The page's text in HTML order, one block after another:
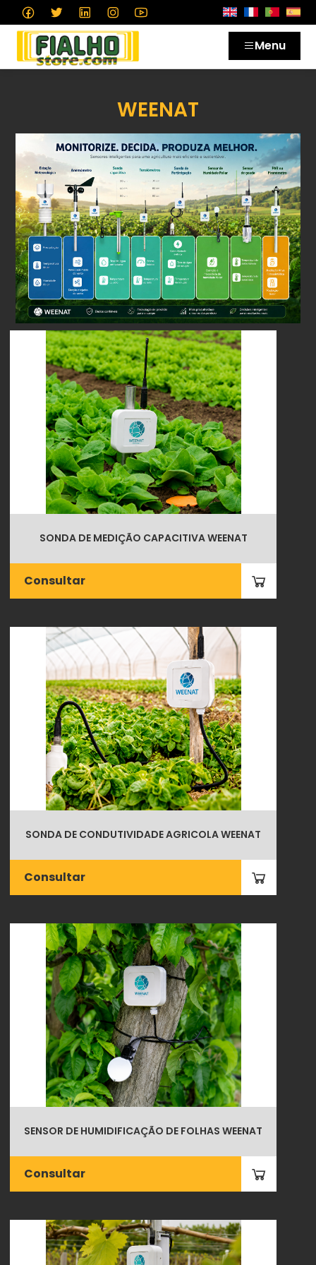
Menu
WEENAT
SONDA DE MEDIÇÃO CAPACITIVA WEENAT
Consultar
SONDA DE CONDUTIVIDADE AGRICOLA WEENAT
Consultar
SENSOR DE HUMIDIFICAÇÃO DE FOLHAS WEENAT
Consultar